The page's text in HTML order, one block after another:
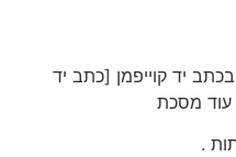
יד קוייפמן [כתב יד
מסכת
.